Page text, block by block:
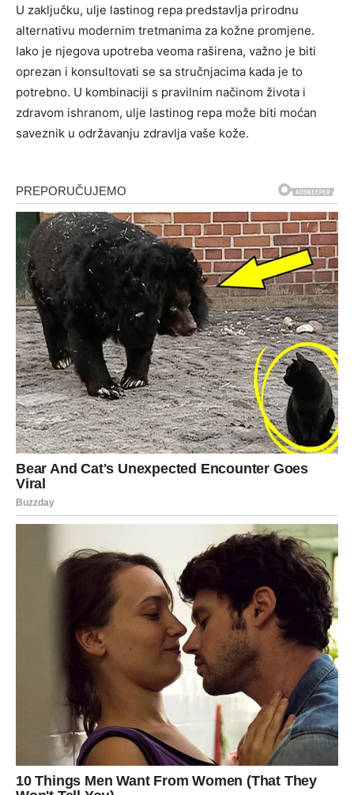
U zaključku, ulje lastinog repa predstavlja prirodnu
alternativu modernim tretmanima za kožne promjene.
Iako je njegova upotreba veoma raširena, važno je biti
oprezan i konsultovati se sa stručnjacima kada je to
potrebno. U kombinaciji s pravilnim načinom života i
zdravom ishranom, ulje lastinog repa može biti moćan
saveznik u održavanju zdravlja vaše kože.